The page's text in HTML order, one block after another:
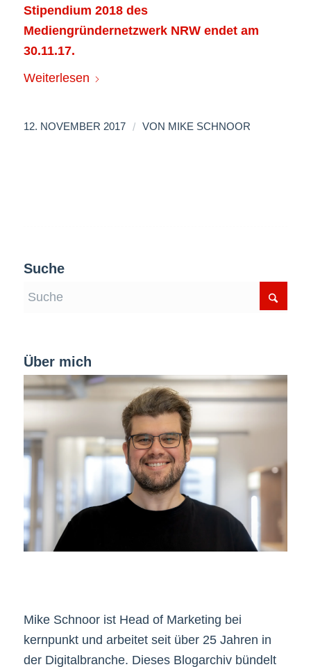
Stipendium 2018 des
Mediengründernetzwerk NRW endet am
30.11.17.
Weiterlesen
12. NOVEMBER 2017 / VON MIKE SCHNOOR
Suche
Über mich
Mike Schnoor ist Head of Marketing bei
kernpunkt und arbeitet seit über 25 Jahren in
der Digitalbranche. Dieses Blogarchiv bündelt